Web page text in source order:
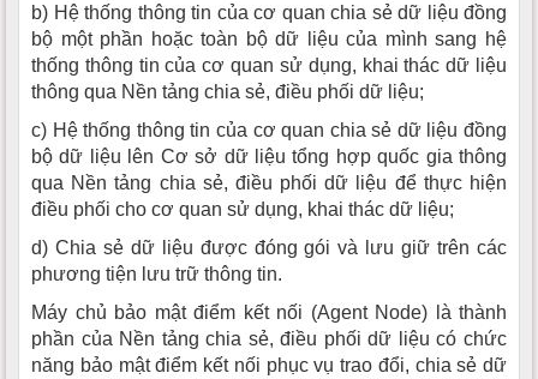
b) Hệ thống thông tin của cơ quan chia sẻ dữ liệu đồng
bộ một phần hoặc toàn bộ dữ liệu của mình sang hệ
thống thông tin của cơ quan sử dụng, khai thác dữ liệu
thông qua Nền tảng chia sẻ, điều phối dữ liệu;
c) Hệ thống thông tin của cơ quan chia sẻ dữ liệu đồng
bộ dữ liệu lên Cơ sở dữ liệu tổng hợp quốc gia thông
qua Nền tảng chia sẻ, điều phối dữ liệu để thực hiện
điều phối cho cơ quan sử dụng, khai thác dữ liệu;
d) Chia sẻ dữ liệu được đóng gói và lưu giữ trên các
phương tiện lưu trữ thông tin.
Máy chủ bảo mật điểm kết nối (Agent Node) là thành
phần của Nền tảng chia sẻ, điều phối dữ liệu có chức
năng bảo mật điểm kết nối phục vụ trao đổi, chia sẻ dữ